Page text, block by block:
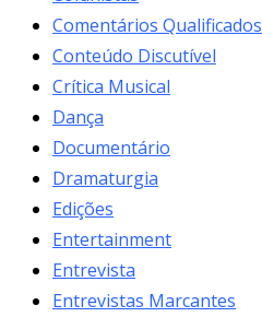
Comentários Qualificados
Conteúdo Discutível
Crítica Musical
Dança
Documentário
Dramaturgia
Edições
Entertainment
Entrevista
Entrevistas Marcantes